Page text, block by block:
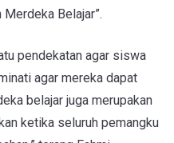
Belajar”.
pendekatan agar siswa
agar mereka dapat
belajar juga merupakan
ketika seluruh pemangku